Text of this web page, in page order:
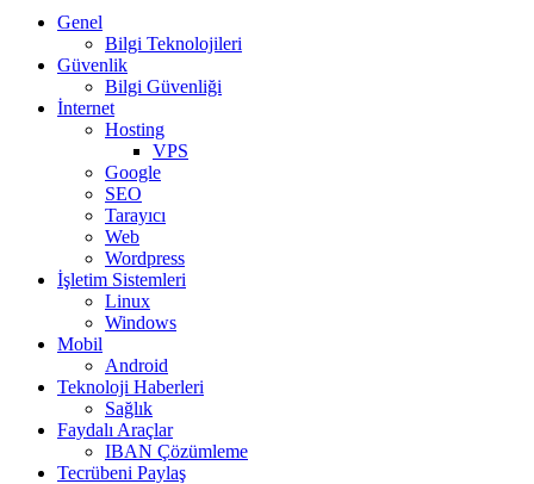
Genel
Bilgi Teknolojileri
Güvenlik
Bilgi Güvenliği
İnternet
Hosting
VPS
Google
SEO
Tarayıcı
Web
Wordpress
İşletim Sistemleri
Linux
Windows
Mobil
Android
Teknoloji Haberleri
Sağlık
Faydalı Araçlar
IBAN Çözümleme
Tecrübeni Paylaş